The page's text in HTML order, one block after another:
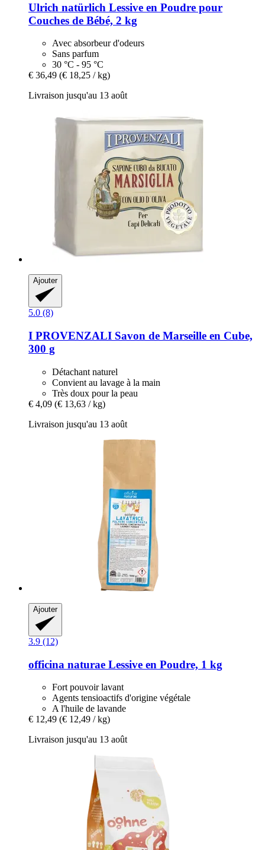
Ulrich natürlich Lessive en Poudre pour
Couches de Bébé, 2 kg
Avec absorbeur d'odeurs
Sans parfum
30 °C - 95 °C
€ 36,49 (€ 18,25 / kg)
Livraison jusqu'au 13 août
Ajouter
5.0 (8)
I PROVENZALI Savon de Marseille en Cube,
300 g
Détachant naturel
Convient au lavage à la main
Très doux pour la peau
€ 4,09 (€ 13,63 / kg)
Livraison jusqu'au 13 août
Ajouter
3.9 (12)
officina naturae Lessive en Poudre, 1 kg
Fort pouvoir lavant
Agents tensioactifs d'origine végétale
A l'huile de lavande
€ 12,49 (€ 12,49 / kg)
Livraison jusqu'au 13 août